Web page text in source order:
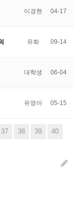
이경현 04-17
유화 09-14
대학생 06-04
유영아 05-15
37 38 39 40